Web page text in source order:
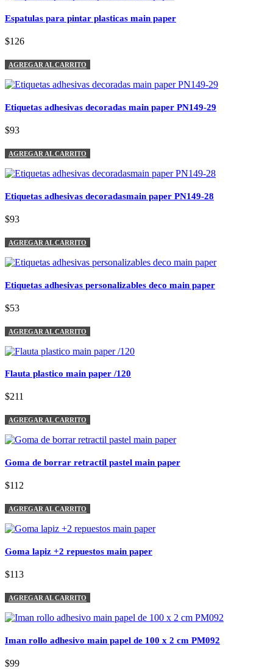
Espatulas para pintar plasticas main paper
$126
AGREGAR AL CARRITO
Etiquetas adhesivas decoradas main paper PN149-29
$93
AGREGAR AL CARRITO
Etiquetas adhesivas decoradasmain paper PN149-28
$93
AGREGAR AL CARRITO
Etiquetas adhesivas personalizables deco main paper
$53
AGREGAR AL CARRITO
Flauta plastico main paper /120
$211
AGREGAR AL CARRITO
Goma de borrar retractil pastel main paper
$112
AGREGAR AL CARRITO
Goma lapiz +2 repuestos main paper
$113
AGREGAR AL CARRITO
Iman rollo adhesivo main papel de 100 x 2 cm PM092
$99